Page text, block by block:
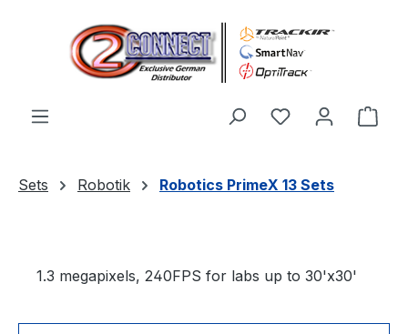
Zum Hauptinhalt springen
Du hast 0
Sets Robotik Robotics PrimeX 13 Sets
1.3 megapixels, 240FPS for labs up to 30'x30'